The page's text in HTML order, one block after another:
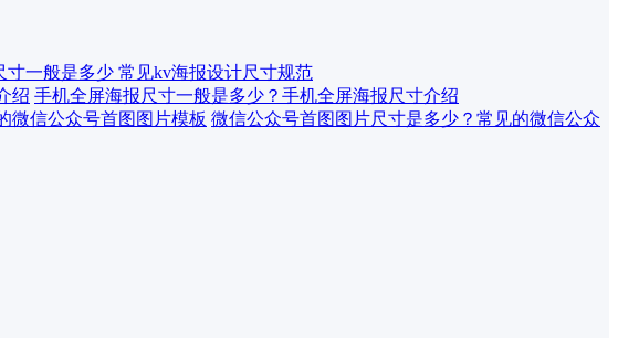
寸一般是多少 常见kv海报设计尺寸规范
手机全屏海报尺寸一般是多少？手机全屏海报尺寸介绍
微信公众号首图图片尺寸是多少？常见的微信公众